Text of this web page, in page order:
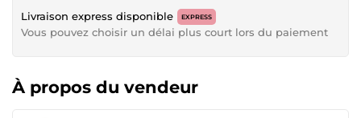
Livraison express disponible EXPRESS
Vous pouvez choisir un délai plus court lors du paiement
À propos du vendeur